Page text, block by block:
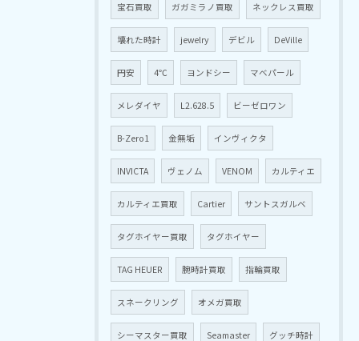
宝石買取 ガガミラノ買取 ネックレス買取
壊れた時計 jewelry デビル DeVille
円安 4℃ ヨンドシー マベパール
メレダイヤ L2.628.5 ビーゼロワン
B-Zero1 金無垢 インヴィクタ
INVICTA ヴェノム VENOM カルティエ
カルティエ買取 Cartier サントスガルベ
タグホイヤー買取 タグホイヤー
TAG HEUER 腕時計買取 指輪買取
スネークリング オメガ買取
シーマスター買取 Seamaster グッチ時計